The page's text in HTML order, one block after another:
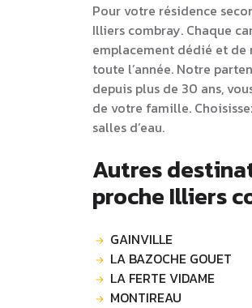
Pour votre résidence
Illiers combray. Chaque
emplacement dédié et de
toute l’année. Notre
depuis plus de 30 ans,
de votre famille.
salles d’eau.
Autres
proche Illiers
GAINVILLE
LA BAZOCHE GOUET
LA FERTE VIDAME
MONTIREAU